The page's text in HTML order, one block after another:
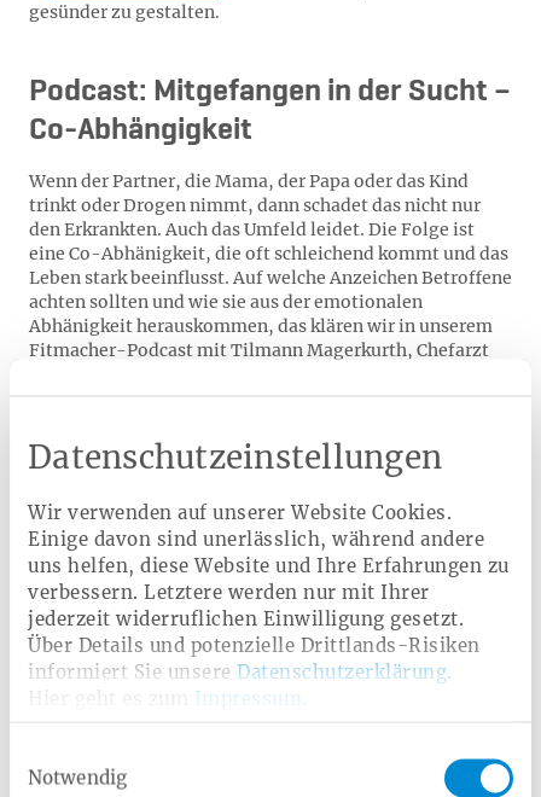
Datenschutzeinstellungen
Wir verwenden auf unserer Website Cookies.
Einige davon sind unerlässlich, während andere
uns helfen, diese Website und Ihre Erfahrungen zu
verbessern. Letztere werden nur mit Ihrer
jederzeit widerruflichen Einwilligung gesetzt.
Über Details und potenzielle Drittlands-Risiken
informiert Sie unsere Datenschutzerklärung.
Impressum
Notwendig
gesünder zu gestalten.
Podcast: Mit­ge­fan­gen in der Sucht –
Co-Ab­hän­gig­keit
Wenn der Partner, die Mama, der Papa oder das Kind
trinkt oder Drogen nimmt, dann schadet das nicht nur
den Erkrankten. Auch das Umfeld leidet. Die Folge ist
eine Co-Abhänigkeit, die oft schleichend kommt und das
Leben stark beeinflusst. Auf welche Anzeichen Betroffene
achten sollten und wie sie aus der emotionalen
Abhänigkeit herauskommen, das klären wir in unserem
Fitmacher-Podcast mit Tilmann Magerkurth, Chefarzt